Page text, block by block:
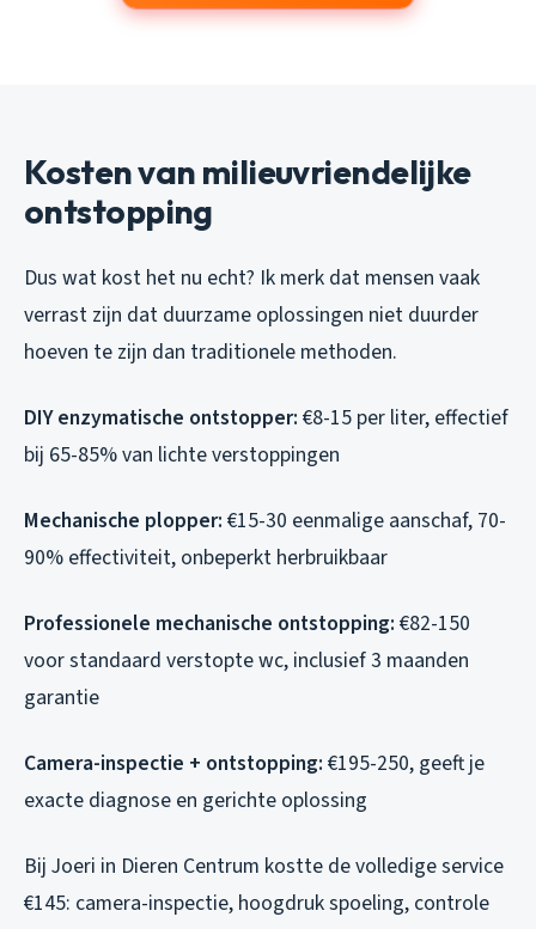
Kosten van milieuvriendelijke
ontstopping
Dus wat kost het nu echt? Ik merk dat mensen vaak
verrast zijn dat duurzame oplossingen niet duurder
hoeven te zijn dan traditionele methoden.
DIY enzymatische ontstopper: €8-15 per liter, effectief
bij 65-85% van lichte verstoppingen
Mechanische plopper: €15-30 eenmalige aanschaf, 70-
90% effectiviteit, onbeperkt herbruikbaar
Professionele mechanische ontstopping: €82-150
voor standaard verstopte wc, inclusief 3 maanden
garantie
Camera-inspectie + ontstopping: €195-250, geeft je
exacte diagnose en gerichte oplossing
Bij Joeri in Dieren Centrum kostte de volledige service
€145: camera-inspectie, hoogdruk spoeling, controle